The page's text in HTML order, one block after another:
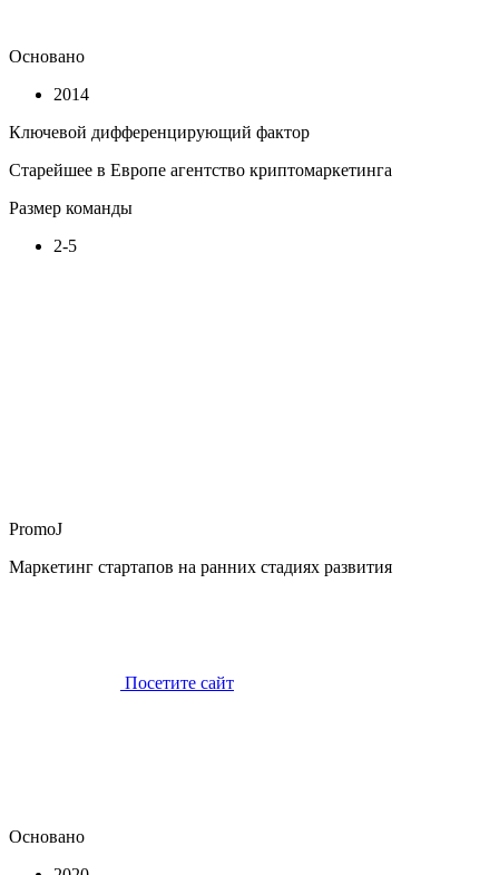
Основано
2014
Ключевой дифференцирующий фактор
Старейшее в Европе агентство криптомаркетинга
Размер команды
2-5
PromoJ
Маркетинг стартапов на ранних стадиях развития
Посетите сайт
Основано